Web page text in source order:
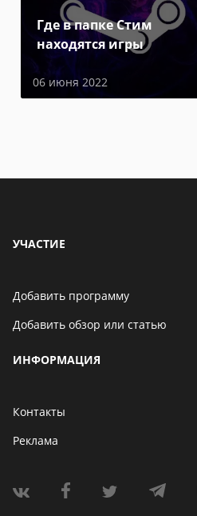
Где в папке Стим
находятся игры
06 июня 2022
УЧАСТИЕ
Добавить программу
Добавить обзор или статью
ИНФОРМАЦИЯ
Контакты
Реклама